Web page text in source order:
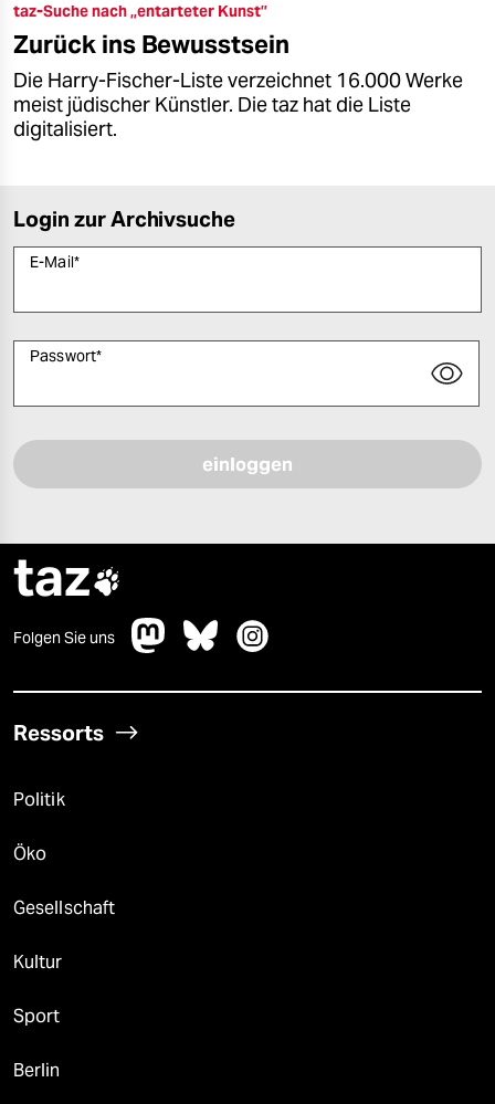
taz-Suche nach „entarteter Kunst”
Zurück ins Bewusstsein
Die Harry-Fischer-Liste verzeichnet 16.000 Werke
meist jüdischer Künstler. Die taz hat die Liste
digitalisiert.
Login zur Archivsuche
E-Mail*
Passwort*
taz
Folgen Sie uns
Ressorts
Politik
Öko
Gesellschaft
Kultur
Sport
Berlin